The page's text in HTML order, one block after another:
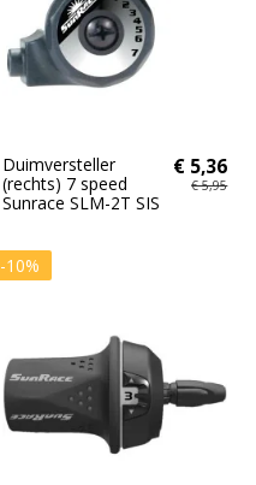
Duimversteller
(rechts) 7 speed
Sunrace SLM-2T SIS
€ 5,36
€ 5,95
-10%